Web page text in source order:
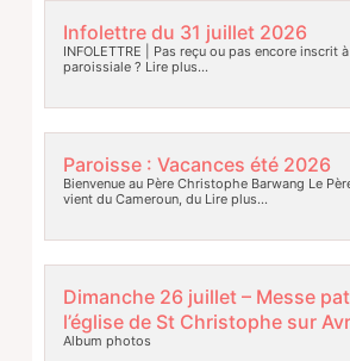
Infolettre du 31 juillet 2026
INFOLETTRE | Pas reçu ou pas encore inscrit
paroissiale ? Lire plus…
Paroisse : Vacances été 2026
Bienvenue au Père Christophe Barwang Le
vient du Cameroun, duLire plus…
Dimanche 26 juillet – Messe
l’église de St Christophe sur
Album photos